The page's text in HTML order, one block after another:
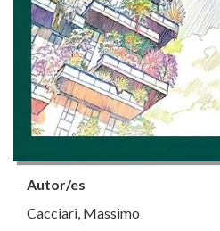
Autor/es
Cacciari, Massimo